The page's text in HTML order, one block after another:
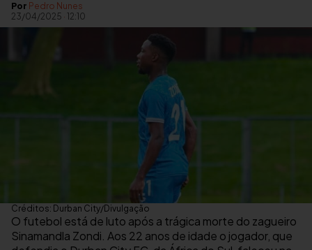
Por Pedro Nunes
23/04/2025 · 12:10
Créditos: Durban City/Divulgação
O futebol está de luto após a trágica morte do zagueiro
Sinamandla Zondi. Aos 22 anos de idade o jogador, que